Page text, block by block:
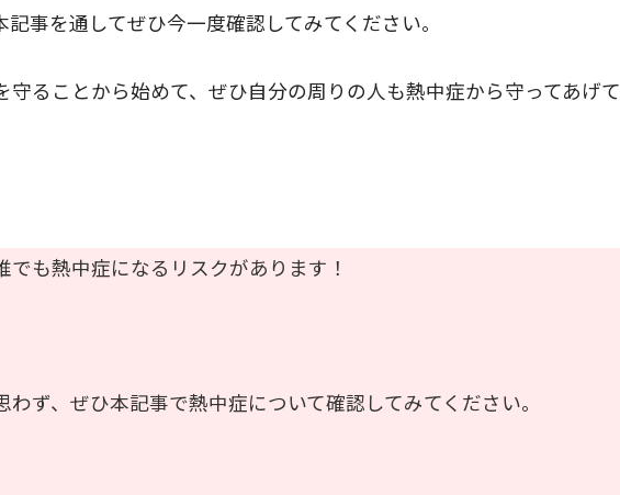
記事を通してぜひ今一度確認してみてください。
守ることから始めて、ぜひ自分の周りの人も熱中症から守ってあげて
でも熱中症になるリスクがあります！
わず、ぜひ本記事で熱中症について確認してみてください。